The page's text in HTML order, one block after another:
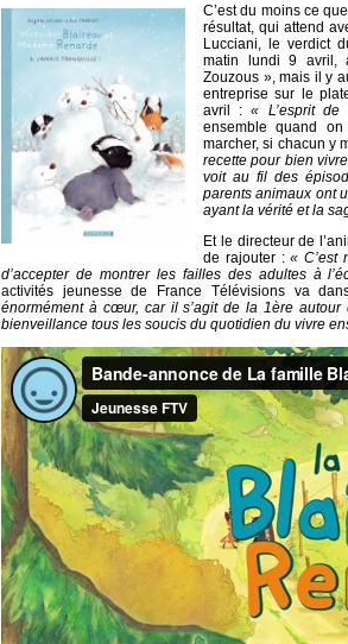
C’est du moins ce
résultat, qui attend
Lucciani, le verdict
matin lundi 9 avril,
Zouzous », mais il y
entreprise sur le
avril :« L’esprit
ensemble quand
marcher, si chacun y
recette pour bien
voit au fil des
parents animaux ont
ayant la vérité et la
Et le directeur de
de rajouter :« C’est
d’accepter de montrer les failles des adultes à
activités jeunesse de France Télévisions va
énormément à cœur, car il s’agit de la 1ère
bienveillance tous les soucis du quotidien du vivre